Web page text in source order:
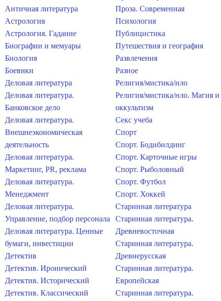
Античная литература
Астрология
Астрология. Гадание
Биографии и мемуары
Биология
Боевики
Деловая литература
Деловая литература.
Банковское дело
Деловая литература.
Внешнеэкономическая
деятельность
Деловая литература.
Маркетинг, PR, реклама
Деловая литература.
Менеджмент
Деловая литература.
Управление, подбор персонала
Деловая литература. Ценные
бумаги, инвестиции
Детектив
Детектив. Иронический
Детектив. Исторический
Детектив. Классический
Проза. Современная
Психология
Публицистика
Путешествия и география
Развлечения
Разное
Религия/мистика/нло
Религия/мистика/нло. Магия и
оккультизм
Секс учеба
Спорт
Спорт. Бодибилдинг
Спорт. Карточные игры
Спорт. Рыболовный
Спорт. Футбол
Спорт. Хоккей
Старинная литература
Старинная литература.
Древневосточная
Старинная литература.
Древнерусская
Старинная литература.
Европейская
Старинная литература.